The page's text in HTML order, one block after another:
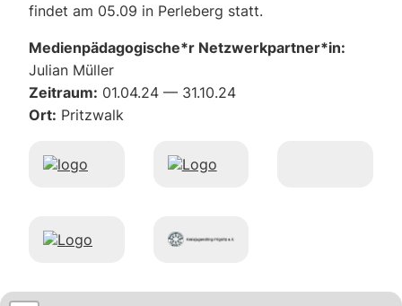
fin­det am 05.09 in Per­le­berg statt.
Medienpädagogische*r Netzwerkpartner*in:
Juli­an Mül­ler
Zeitraum: 01.04.24 — 31.10.24
Ort: Pritz­walk